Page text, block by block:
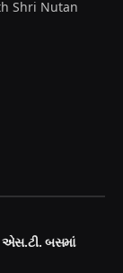
Shri Nutan
એસ.ટી. બસમાં